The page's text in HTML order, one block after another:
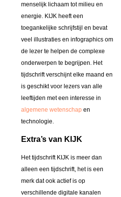
menselijk lichaam tot milieu en
energie. KIJK heeft een
toegankelijke schrijfstijl en bevat
veel illustraties en infographics om
de lezer te helpen de complexe
onderwerpen te begrijpen. Het
tijdschrift verschijnt elke maand en
is geschikt voor lezers van alle
leeftijden met een interesse in
algemene wetenschap en
technologie.
Extra’s van KIJK
Het tijdschrift KIJK is meer dan
alleen een tijdschrift, het is een
merk dat ook actief is op
verschillende digitale kanalen